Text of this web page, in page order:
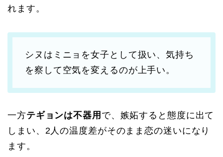
れます。
シヌはミニョを女子として扱い、気持ち
を察して空気を変えるのが上手い。
一方テギョンは不器用 で、嫉妬すると態度に出て
しまい、2人の温度差がそのまま恋の迷いになり
ます。